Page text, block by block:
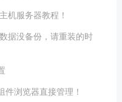
机服务器教程！
据没备份，请重装的时
件浏览器直接管理！